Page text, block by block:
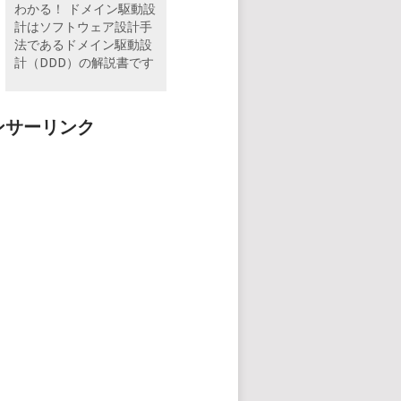
わかる！ ドメイン駆動設
計はソフトウェア設計手
法であるドメイン駆動設
計（DDD）の解説書です
ーリンク